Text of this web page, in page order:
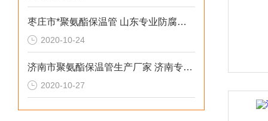
枣庄市*聚氨酯保温管 山东专业防腐保温材料
2020-10-24
济南市聚氨酯保温管生产厂家 济南专业防腐保温材料
2020-10-27